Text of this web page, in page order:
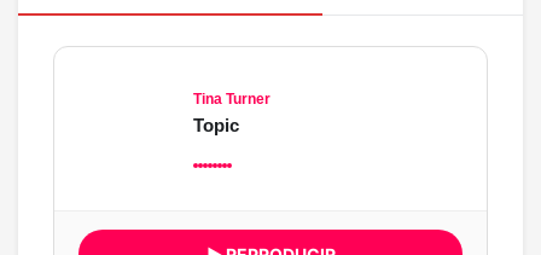
Tina Turner
Topic